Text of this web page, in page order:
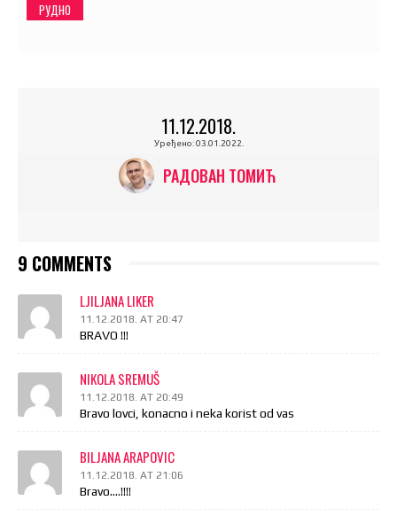
РУДНО
11.12.2018.
Уређено: 03.01.2022.
РАДОВАН ТОМИЋ
9 COMMENTS
LJILJANA LIKER
11.12.2018. AT 20:47
BRAVO !!!
NIKOLA SREMUŠ
11.12.2018. AT 20:49
Bravo lovci, konacno i neka korist od vas
BILJANA ARAPOVIC
11.12.2018. AT 21:06
Bravo….!!!!